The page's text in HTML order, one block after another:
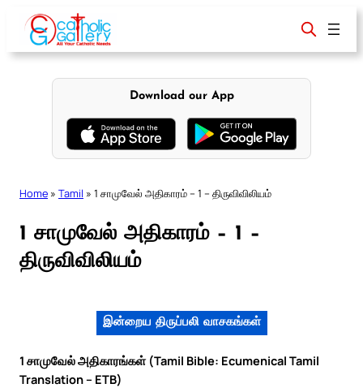
content
Download our App
Home » Tamil » 1 சாமுவேல் அதிகாரம் – 1 – திருவிவிலியம்
1 சாமுவேல் அதிகாரம் – 1 –
திருவிவிலியம்
இன்றைய திருப்பலி வாசகங்கள்
1 சாமுவேல் அதிகாரங்கள் (Tamil Bible: Ecumenical Tamil
Translation – ETB)